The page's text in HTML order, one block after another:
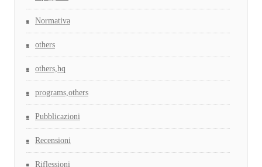
Normativa
others
others,hq
programs,others
Pubblicazioni
Recensioni
Riflessioni